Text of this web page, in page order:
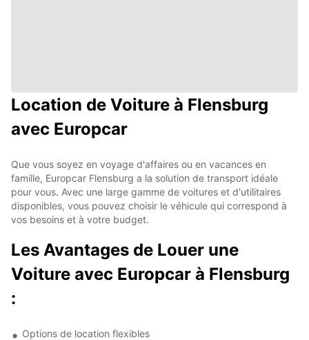
Location de Voiture à Flensburg
avec Europcar
Que vous soyez en voyage d'affaires ou en vacances en
famille, Europcar Flensburg a la solution de transport idéale
pour vous. Avec une large gamme de voitures et d'utilitaires
disponibles, vous pouvez choisir le véhicule qui correspond à
vos besoins et à votre budget.
Les Avantages de Louer une
Voiture avec Europcar à Flensburg
:
Options de location flexibles